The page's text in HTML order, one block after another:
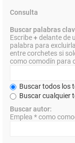
Consulta
Buscar palabras
Escribe+delante de
palabra para
entre corchetes si
como comodín para
Buscar todos los
Buscar cualquier
Buscar autor:
Emplea * como